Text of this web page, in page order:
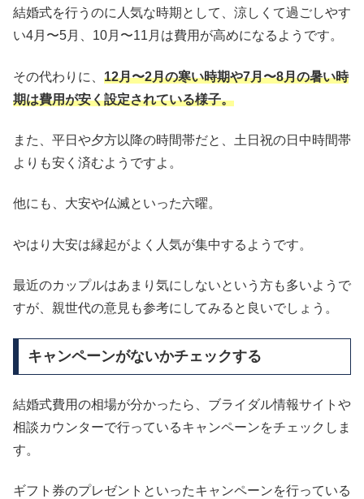
結婚式を行うのに人気な時期として、涼しくて過ごしやす
い4月〜5月、10月〜11月は費用が高めになるようです。
その代わりに、 12月〜2月の寒い時期や7月〜8月の暑い時
期は費用が安く設定されている様子。
また、平日や夕方以降の時間帯だと、土日祝の日中時間帯
よりも安く済むようですよ。
他にも、大安や仏滅といった六曜。
やはり大安は縁起がよく人気が集中するようです。
最近のカップルはあまり気にしないという方も多いようで
すが、親世代の意見も参考にしてみると良いでしょう。
キャンペーンがないかチェックする
結婚式費用の相場が分かったら、ブライダル情報サイトや
相談カウンターで行っているキャンペーンをチェックしま
す。
ギフト券のプレゼントといったキャンペーンを行っている